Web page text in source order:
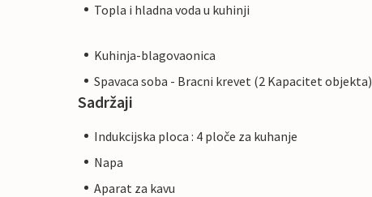
Topla i hladna voda u kuhinji
Kuhinja-blagovaonica
Spavaca soba - Bracni krevet (2 Kapacitet objekta)
Sadržaji
Indukcijska ploca : 4 ploče za kuhanje
Napa
Aparat za kavu